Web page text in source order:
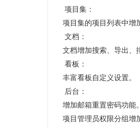
项目集：
项目集的项目列表中增
文档：
文档增加搜索、导出、
看板：
丰富看板自定义设置。
后台：
增加邮箱重置密码功能。
项目管理员权限分组增